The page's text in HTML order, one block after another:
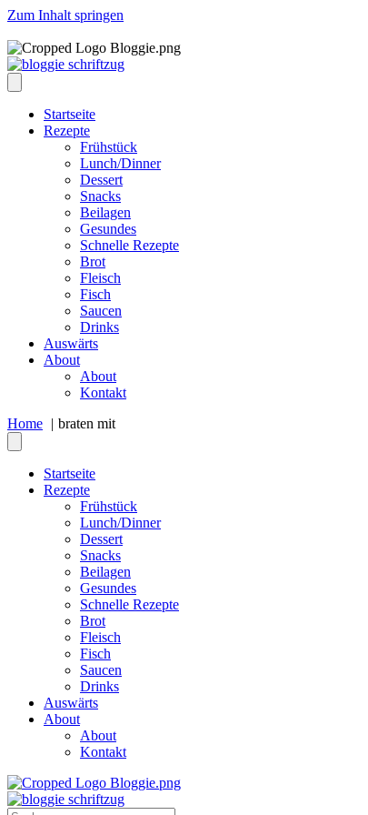
Zum Inhalt springen
Startseite
Rezepte
Frühstück
Lunch/Dinner
Dessert
Snacks
Beilagen
Gesundes
Schnelle Rezepte
Brot
Fleisch
Fisch
Saucen
Drinks
Auswärts
About
About
Kontakt
Home
braten mit
Startseite
Rezepte
Frühstück
Lunch/Dinner
Dessert
Snacks
Beilagen
Gesundes
Schnelle Rezepte
Brot
Fleisch
Fisch
Saucen
Drinks
Auswärts
About
About
Kontakt